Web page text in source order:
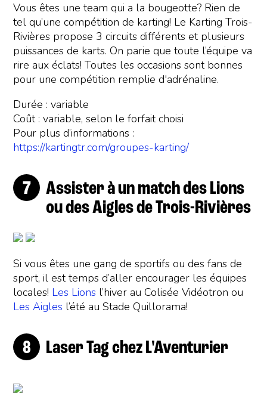
Vous êtes une team qui a la bougeotte? Rien de
tel qu’une compétition de karting! Le Karting Trois-
Rivières propose 3 circuits différents et plusieurs
puissances de karts. On parie que toute l’équipe va
rire aux éclats! Toutes les occasions sont bonnes
pour une compétition remplie d'adrénaline.
Durée : variable
Coût : variable, selon le forfait choisi
Pour plus d’informations :
https://kartingtr.com/groupes-karting/
Assister à un match des Lions
ou des Aigles de Trois-Rivières
Si vous êtes une gang de sportifs ou des fans de
sport, il est temps d’aller encourager les équipes
locales! Les Lions l’hiver au Colisée Vidéotron ou
Les Aigles l’été au Stade Quillorama!
Laser Tag chez L'Aventurier